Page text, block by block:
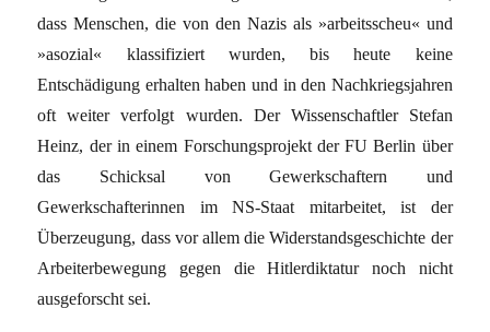
dass Menschen, die von den Nazis als »arbeitsscheu« und
»asozial« klassifiziert wurden, bis heute keine
Entschädigung erhalten haben und in den Nachkriegsjahren
oft weiter verfolgt wurden. Der Wissenschaftler Stefan
Heinz, der in einem Forschungsprojekt der FU Berlin über
das Schicksal von Gewerkschaftern und
Gewerkschafterinnen im NS-Staat mitarbeitet, ist der
Überzeugung, dass vor allem die Widerstandsgeschichte der
Arbeiterbewegung gegen die Hitlerdiktatur noch nicht
ausgeforscht sei.